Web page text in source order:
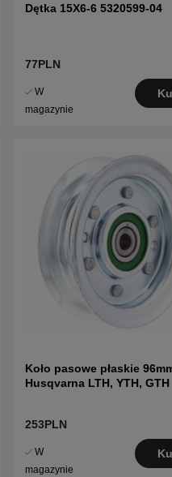
Dętka 15X6-6 5320599-04
77PLN
W
magazynie
Koło pasowe płaskie
Husqvarna LTH, YTH, GTH
253PLN
W
magazynie